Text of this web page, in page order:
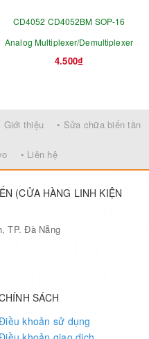
CD4052 CD4052BM SOP-16
Analog Multiplexer/Demultiplexer
4.500₫
Giới thiệu • Sửa chữa biến tần
• Liên hệ
(CỬA HÀNG LINH KIỆN
TP. Đà Nẵng
SÁCH
khoản sử dụng